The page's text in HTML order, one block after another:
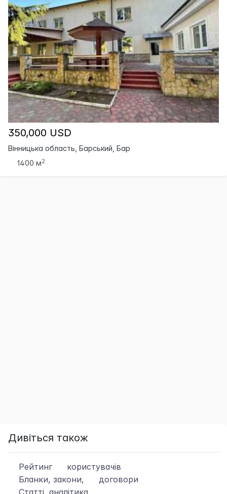
350,000 USD
Вінницька область, Барський, Бар
1400 м2
Дивіться також
Рейтинг
користувачів
Бланки, закони,
договори